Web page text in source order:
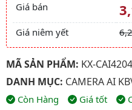
Giá và
Giá bán
Giá niêm yết
MÃ SẢN PHẨM: KX-
DANH MỤC: CAMERA AI
Còn Hàng Giá tốt